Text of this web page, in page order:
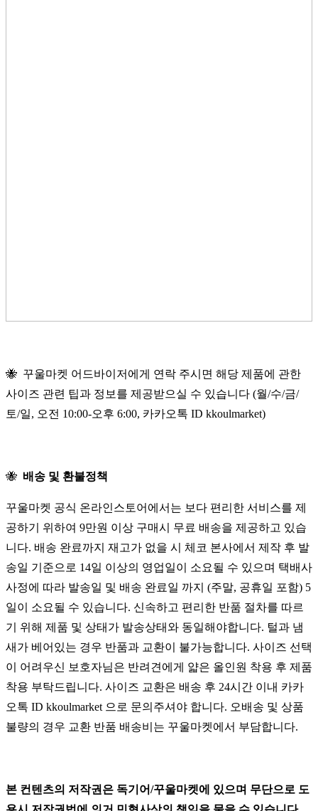
🐝 꾸울마켓 어드바이저에게 연락 주시면 해당 제품에 관한
사이즈 관련 팁과 정보를 제공받으실 수 있습니다 (월/수/금/
토/일, 오전 10:00-오후 6:00, 카카오톡 ID kkoulmarket)
🐝 배송 및 환불정책
꾸울마켓 공식 온라인스토어에서는 보다 편리한 서비스를 제
공하기 위하여 9만원 이상 구매시 무료 배송을 제공하고 있습
니다. 배송 완료까지 재고가 없을 시 체코 본사에서 제작 후 발
송일 기준으로 14일 이상의 영업일이 소요될 수 있으며 택배사
사정에 따라 발송일 및 배송 완료일 까지 (주말, 공휴일 포함) 5
일이 소요될 수 있습니다. 신속하고 편리한 반품 절차를 따르
기 위해 제품 및 상태가 발송상태와 동일해야합니다. 털과 냄
새가 베어있는 경우 반품과 교환이 불가능합니다. 사이즈 선택
이 어려우신 보호자님은 반려견에게 얇은 올인원 착용 후 제품
착용 부탁드립니다. 사이즈 교환은 배송 후 24시간 이내 카카
오톡 ID kkoulmarket 으로 문의주셔야 합니다. 오배송 및 상품
불량의 경우 교환 반품 배송비는 꾸울마켓에서 부담합니다.
본 컨텐츠의 저작권은 독기어/꾸울마켓에 있으며 무단으로 도